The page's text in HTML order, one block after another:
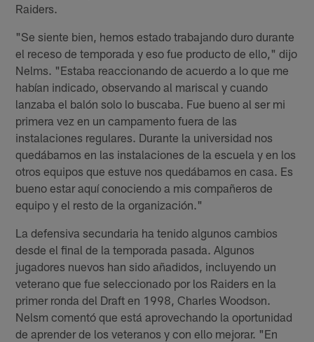
Raiders.
"Se siente bien, hemos estado trabajando duro durante
el receso de temporada y eso fue producto de ello," dijo
Nelms. "Estaba reaccionando de acuerdo a lo que me
habían indicado, observando al mariscal y cuando
lanzaba el balón solo lo buscaba. Fue bueno al ser mi
primera vez en un campamento fuera de las
instalaciones regulares. Durante la universidad nos
quedábamos en las instalaciones de la escuela y en los
otros equipos que estuve nos quedábamos en casa. Es
bueno estar aquí conociendo a mis compañeros de
equipo y el resto de la organización."
La defensiva secundaria ha tenido algunos cambios
desde el final de la temporada pasada. Algunos
jugadores nuevos han sido añadidos, incluyendo un
veterano que fue seleccionado por los Raiders en la
primer ronda del Draft en 1998, Charles Woodson.
Nelsm comentó que está aprovechando la oportunidad
de aprender de los veteranos y con ello mejorar. "En